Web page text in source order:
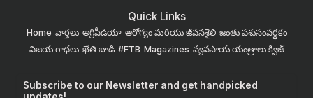
Quick Links
Home వార్తలు అగ్రిపీడియా ఆరోగ్యం మరియు జీవనశైలి జంతు పశుసంవర్ధకం
విజయ గాథలు ఖేతి బాడి #FTB Magazines వ్యవసాయ యంత్రాలు క్విజ్
Subscribe to our Newsletter and get handpicked